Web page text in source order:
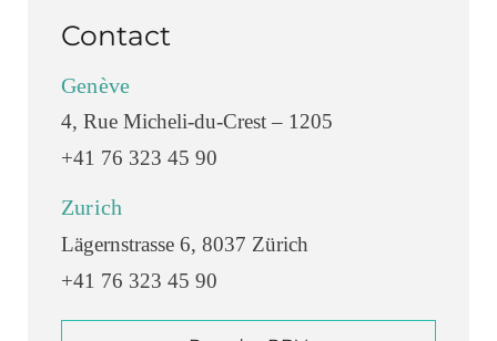
Contact
Genève
4, Rue Micheli-du-Crest – 1205
+41 76 323 45 90
Zurich
Lägernstrasse 6, 8037 Zürich
+41 76 323 45 90